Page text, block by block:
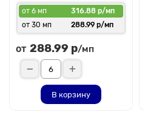
от 6 мп
316.88 р/мп
от 30 мп
288.99 р/мп
от 288.99 р/мп
В корзину